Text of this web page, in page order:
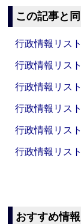
この記事と
行政情報リス
行政情報リス
行政情報リス
行政情報リス
行政情報リス
行政情報リス
おすすめ情報